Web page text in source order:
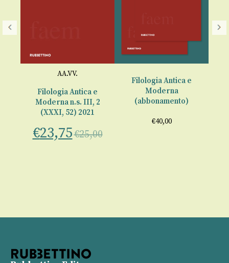
AA.VV.
Filologia Antica e
Moderna n.s. III, 2
(XXXI, 52) 2021
€23,75€25,00
Filologia Antica e
Moderna
(abbonamento)
€40,00